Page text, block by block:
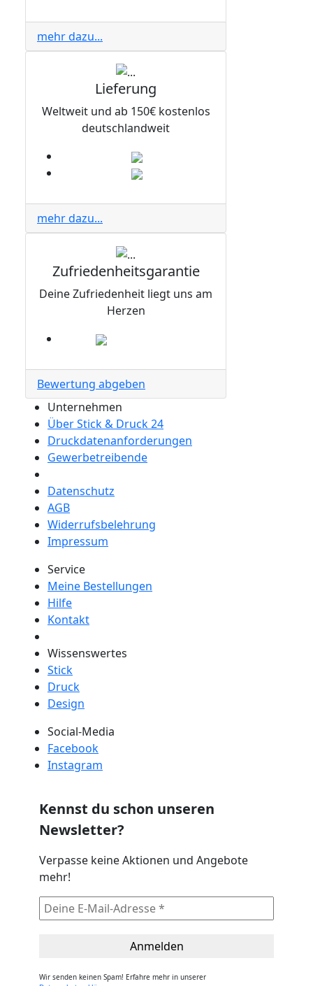
mehr dazu...
Lieferung
Weltweit und ab 150€ kostenlos
deutschlandweit
mehr dazu...
Zufriedenheitsgarantie
Deine Zufriedenheit liegt uns am
Herzen
Bewertung abgeben
Unternehmen
Über Stick & Druck 24
Druckdatenanforderungen
Gewerbetreibende
Datenschutz
AGB
Widerrufsbelehrung
Impressum
Service
Meine Bestellungen
Hilfe
Kontakt
Wissenswertes
Stick
Druck
Design
Social-Media
Facebook
Instagram
Kennst du schon unseren
Newsletter?
Verpasse keine Aktionen und Angebote
mehr!
Wir senden keinen Spam! Erfahre mehr in unserer